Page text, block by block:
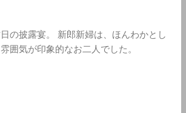
の披露宴。 新郎新婦は、ほんわかとし
囲気が印象的なお二人でした。